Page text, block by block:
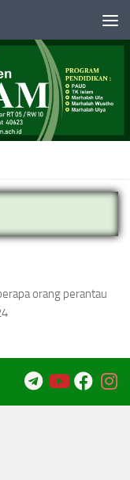
orang perantau